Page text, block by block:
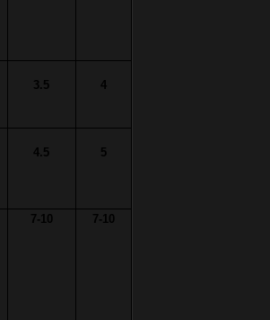
3.5 4
4.5 5
7-10 7-10